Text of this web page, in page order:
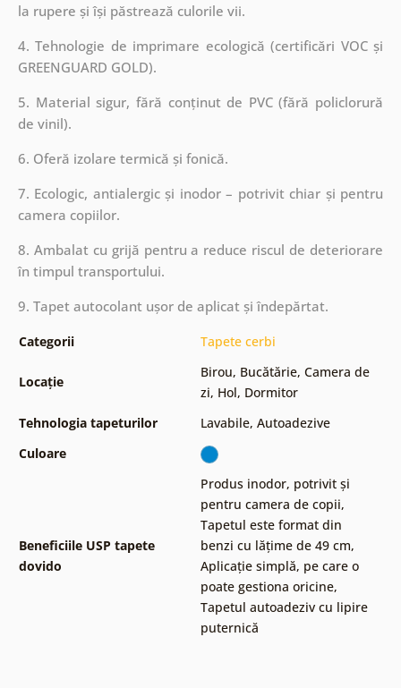
la rupere și își păstrează culorile vii.
4. Tehnologie de imprimare ecologică (certificări VOC și
GREENGUARD GOLD).
5. Material sigur, fără conținut de PVC (fără policlorură
de vinil).
6. Oferă izolare termică și fonică.
7. Ecologic, antialergic și inodor – potrivit chiar și pentru
camera copiilor.
8. Ambalat cu grijă pentru a reduce riscul de deteriorare
în timpul transportului.
9. Tapet autocolant ușor de aplicat și îndepărtat.
Categorii Tapete cerbi
Locație
Birou, Bucătărie, Camera de
zi, Hol, Dormitor
Tehnologia tapeturilor
Lavabile, Autoadezive
Culoare
Beneficiile USP tapete
dovido
Produs inodor, potrivit și
pentru camera de copii,
Tapetul este format din
benzi cu lățime de 49 cm,
Aplicație simplă, pe care o
poate gestiona oricine,
Tapetul autoadeziv cu lipire
puternică